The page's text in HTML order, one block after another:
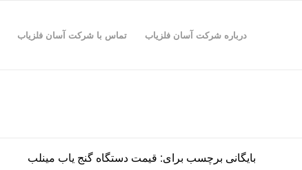
درباره شرکت آسان فلزیاب تماس با شرکت آسان فلزیاب
بایگانی برچسب برای: قیمت دستگاه گنج یاب مینلب